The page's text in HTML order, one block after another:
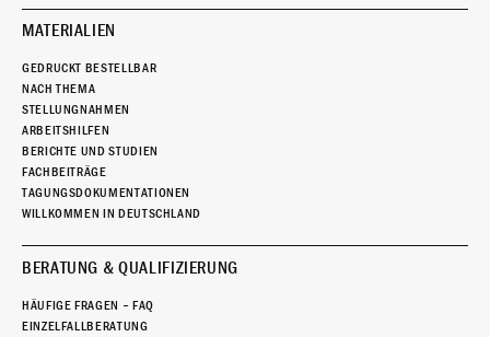
MATERIALIEN
GEDRUCKT BESTELLBAR
NACH THEMA
STELLUNGNAHMEN
ARBEITSHILFEN
BERICHTE UND STUDIEN
FACHBEITRÄGE
TAGUNGSDOKUMENTATIONEN
WILLKOMMEN IN DEUTSCHLAND
BERATUNG & QUALIFIZIERUNG
HÄUFIGE FRAGEN – FAQ
EINZELFALLBERATUNG